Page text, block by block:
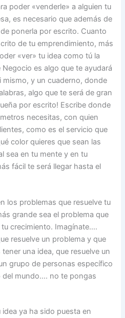
poder «venderle» a alguien tu
es necesario que además de
ponerla por escrito. Cuanto
de tu emprendimiento, más
«ver» tu idea como tú la
es algo que te ayudará
y un cuaderno, donde
algo que te será de gran
por escrito! Escribe donde
necesitas, con quien
como es el servicio que
color quieres que sean las
sea en tu mente y en tu
fácil te será llegar hasta el
los problemas que resuelve tu
grande sea el problema que
crecimiento. Imagínate….
resuelve un problema y que
una idea, que resuelve un
grupo de personas específico
del mundo…. no te pongas
idea ya ha sido puesta en